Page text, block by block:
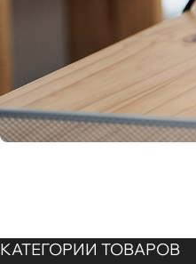
КАТЕГОРИИ ТОВАРОВ